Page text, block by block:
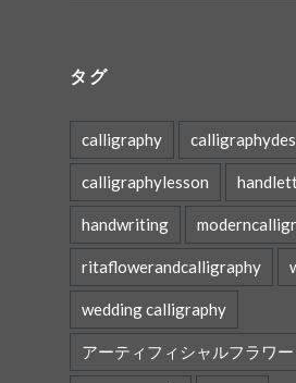
タグ
calligraphy
calligraphylesson
handwriting
ritaflowerandcalligraphy
wedding calligraphy
アーティフィシャルフラワー